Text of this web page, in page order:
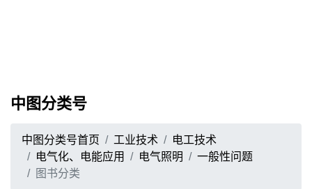
中图分类号
中图分类号首页 工业技术
电工技术
电气化、电能应用
电气照明
一般性问题
图书分类